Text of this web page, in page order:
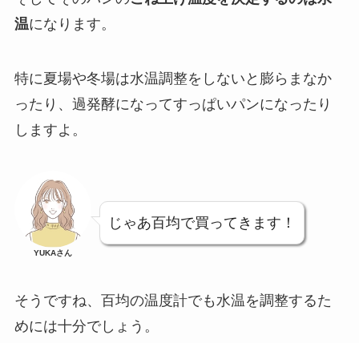
温になります。
特に夏場や冬場は水温調整をしないと膨らまなか
ったり、過発酵になってすっぱいパンになったり
しますよ。
YUKAさん
じゃあ百均で買ってきます！
そうですね、百均の温度計でも水温を調整するた
めには十分でしょう。